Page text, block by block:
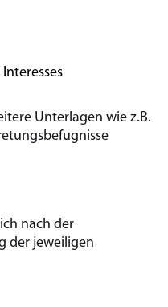
Unterlagen wie z.B.
nach der
der jeweiligen